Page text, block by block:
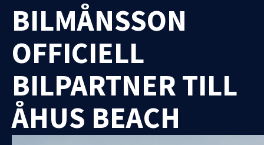
BILMÅNSSON
OFFICIELL
BILPARTNER TILL
ÅHUS BEACH